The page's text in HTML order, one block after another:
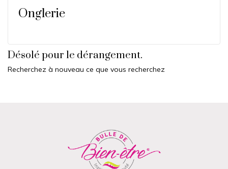
Onglerie
Désolé pour le dérangement.
Recherchez à nouveau ce que vous recherchez